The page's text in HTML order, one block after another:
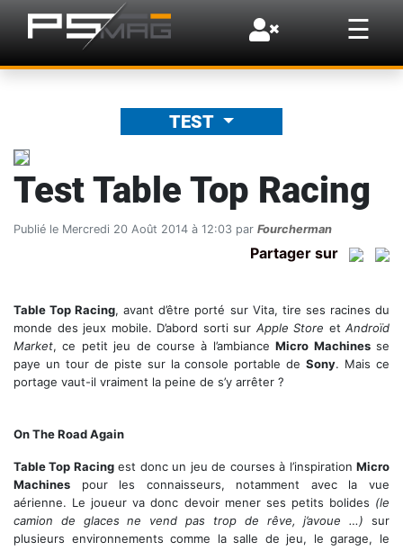
☰
×
TEST
Test Table Top Racing
Publié le Mercredi 20 Août 2014 à 12:03 par Fourcherman
Partager sur
Table Top Racing, avant d’être porté sur Vita, tire ses racines du
monde des jeux mobile. D’abord sorti sur Apple Store et Androïd
Market, ce petit jeu de course à l’ambianceMicro Machinesse
paye un tour de piste sur la console portable deSony. Mais ce
portage vaut-il vraiment la peine de s’y arrêter ?
On The Road Again
Table Top Racingest donc un jeu de courses à l’inspirationMicro
Machines pour les connaisseurs, notamment avec la vue
aérienne. Le joueur va donc devoir mener ses petits bolides (le
camion de glaces ne vend pas trop de rêve, j’avoue …) sur
plusieurs environnements comme la salle de jeu, le garage, le